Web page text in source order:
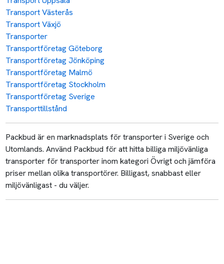
Transport Västerås
Transport Växjö
Transporter
Transportföretag Göteborg
Transportföretag Jönköping
Transportföretag Malmö
Transportföretag Stockholm
Transportföretag Sverige
Transporttillstånd
Packbud är en marknadsplats för transporter i Sverige och
Utomlands. Använd Packbud för att hitta billiga miljövänliga
transporter för transporter inom kategori Övrigt och jämföra
priser mellan olika transportörer. Billigast, snabbast eller
miljövänligast - du väljer.